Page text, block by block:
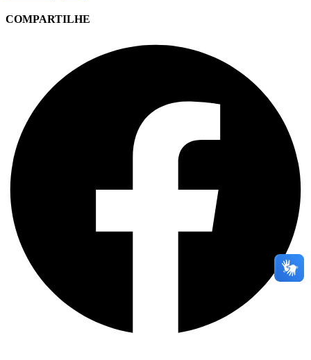
COMPARTILHE